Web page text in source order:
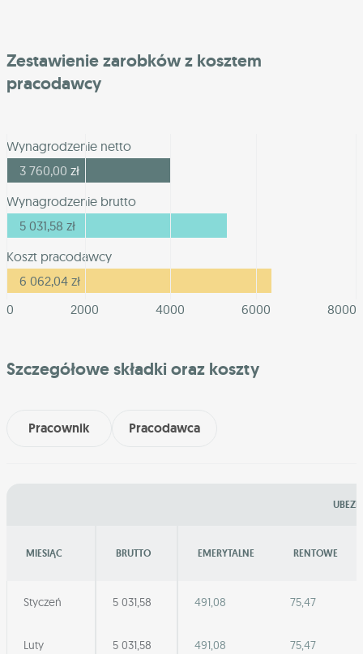
Zestawienie zarobków z kosztem
pracodawcy
Wynagrodzenie netto
3 760,00 zł
Wynagrodzenie brutto
5 031,58 zł
Koszt pracodawcy
6 062,04 zł
0
2000 4000 6000 8000
Szczegółowe składki oraz koszty
Pracownik Pracodawca
MIESIĄC BRUTTO EMERYTALNE RENTOWE
Styczeń 5 031,58 491,08 75,47
Luty 5 031,58 491,08 75,47